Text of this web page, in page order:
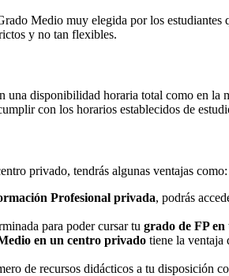
Medio muy elegida por los
y no tan flexibles.
una disponibilidad horaria total como en
con los horarios establecidos de
privado, tendrás algunas ventajas como:
Profesional privada, podrás
para poder cursar tu grado de FP
en un centro privado tiene la ventaja
de recursos didácticos a tu disposición